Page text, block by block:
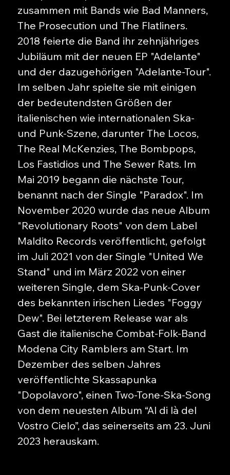
zusammen mit Bands wie Bad Manners,
The Prosecution und The Flatliners.
2018 feierte die Band ihr zehnjähriges
Jubiläum mit der neuen EP "Adelante"
und der dazugehörigen "Adelante-Tour".
Im selben Jahr spielte sie mit einigen
der bedeutendsten Größen der
italienischen wie internationalen Ska-
und Punk-Szene, darunter The Locos,
The Real McKenzies, The Bombpops,
Los Fastidios und The Sewer Rats. Im
Mai 2019 begann die nächste Tour,
benannt nach der Single "Paradox". Im
November 2020 wurde das neue Album
"Revolutionary Roots" von dem Label
Maldito Records veröffentlicht, gefolgt
im Juli 2021 von der Single "United We
Stand" und im März 2022 von einer
weiteren Single, dem Ska-Punk-Cover
des bekannten irischen Liedes "Foggy
Dew". Bei letzterem Release war als
Gast die italienische Combat-Folk-Band
Modena City Ramblers am Start. Im
Dezember des selben Jahres
veröffentlichte Skassapunka
"Dopolavoro", einen Two-Tone-Ska-Song
von dem neuesten Album “Al di là del
Vostro Cielo”, das seinerseits am 23. Juni
2023 herauskam.